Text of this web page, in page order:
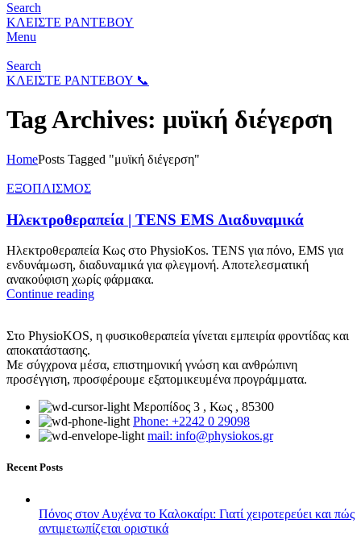
Search
ΚΛΕΙΣΤΕ ΡΑΝΤΕΒΟΥ
Menu
Search
ΚΛΕΙΣΤΕ ΡΑΝΤΕΒΟΥ 📞
Tag Archives: μυϊκή διέγερση
HomePosts Tagged "μυϊκή διέγερση"
ΕΞΟΠΛΙΣΜΟΣ
Ηλεκτροθεραπεία | TENS EMS Διαδυναμικά
Ηλεκτροθεραπεία Κως στο PhysioKos. TENS για πόνο, EMS για
ενδυνάμωση, διαδυναμικά για φλεγμονή. Αποτελεσματική
ανακούφιση χωρίς φάρμακα.
Continue reading
Στο PhysioKOS, η φυσικοθεραπεία γίνεται εμπειρία φροντίδας και
αποκατάστασης.
Με σύγχρονα μέσα, επιστημονική γνώση και ανθρώπινη
προσέγγιση, προσφέρουμε εξατομικευμένα προγράμματα.
Μεροπίδος 3 , Κως , 85300
Phone: +2242 0 29098
mail: info@physiokos.gr
Recent Posts
Πόνος στον Αυχένα το Καλοκαίρι: Γιατί χειροτερεύει και πώς
αντιμετωπίζεται οριστικά